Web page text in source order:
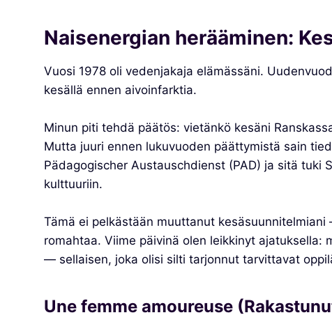
Naisenergian herääminen:
Vuosi 1978 oli vedenjakaja elämässäni.
kesällä ennen aivoinfarktia.
Minun piti tehdä päätös: vietänkö kesäni
Mutta juuri ennen lukuvuoden päättymistä sain
Pädagogischer Austauschdienst (PAD) ja sitä tuki
kulttuuriin.
Tämä ei pelkästään muuttanut
romahtaa. Viime päivinä olen leikkinyt ajatuksella:
— sellaisen, joka olisi silti tarjonnut tarvittavat
Une femme amoureuse